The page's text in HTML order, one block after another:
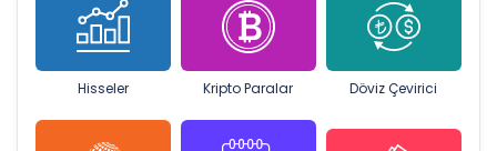
Hisseler Kripto Paralar Döviz Çevirici